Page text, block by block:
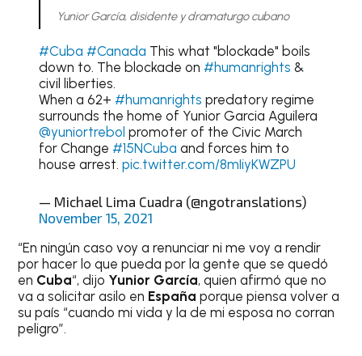
Yunior García, disidente y dramaturgo cubano
#Cuba #Canada This what "blockade" boils
down to. The blockade on #humanrights &
civil liberties.
When a 62+ #humanrights predatory regime
surrounds the home of Yunior Garcia Aguilera
@yuniortrebol promoter of the Civic March
for Change #15NCuba and forces him to
house arrest. pic.twitter.com/8mIiyKWZPU
— Michael Lima Cuadra (@ngotranslations)
November 15, 2021
“En ningún caso voy a renunciar ni me voy a rendir
por hacer lo que pueda por la gente que se quedó
en Cuba“, dijo Yunior García, quien afirmó que no
va a solicitar asilo en Españaporque piensa volver a
su país “cuando mi vida y la de mi esposa no corran
peligro”.